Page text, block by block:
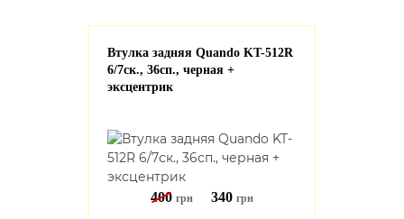
Втулка задняя Quando KT-512R
6/7ск., 36сп., черная +
эксцентрик
400 грн 340 грн